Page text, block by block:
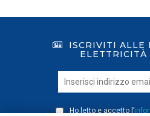
ISCRIVITI ALLE
ELETTRICITÀ
Ho letto e accetto l’